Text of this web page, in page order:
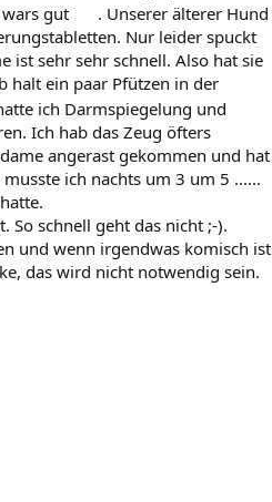
gut
. Unserer älterer Hund
Nur leider spuckt
ist sehr sehr schnell. Also hat sie
halt ein paar Pfützen in der
ich Darmspiegelung und
Ich hab das Zeug öfters
angerast gekommen und hat
ich nachts um 3 um 5 ......
So schnell geht das nicht ;-).
und wenn irgendwas komisch ist
das wird nicht notwendig sein.